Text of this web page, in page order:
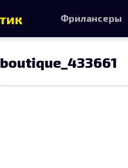
boutique_433661
Фрилансеры